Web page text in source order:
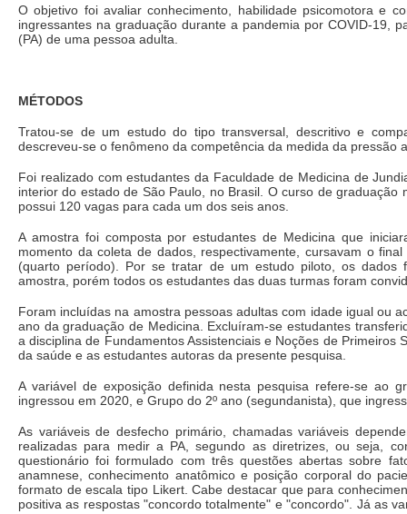
O objetivo foi avaliar conhecimento, habilidade psicomotora e
ingressantes na graduação durante a pandemia por COVID-19,
(PA) de uma pessoa adulta.
MÉTODOS
Tratou-se de um estudo do tipo transversal, descritivo e
descreveu-se o fenômeno da competência da medida da pressão
Foi realizado com estudantes da Faculdade de Medicina de
interior do estado de São Paulo, no Brasil. O curso de
possui 120 vagas para cada um dos seis anos.
A amostra foi composta por estudantes de Medicina que
momento da coleta de dados, respectivamente, cursavam o
(quarto período). Por se tratar de um estudo piloto, os dados
amostra, porém todos os estudantes das duas turmas foram
Foram incluídas na amostra pessoas adultas com idade igual ou
ano da graduação de Medicina. Excluíram-se estudantes
a disciplina de Fundamentos Assistenciais e Noções de
da saúde e as estudantes autoras da presente pesquisa.
A variável de exposição definida nesta pesquisa refere-se ao
ingressou em 2020, e Grupo do 2º ano (segundanista), que
As variáveis de desfecho primário, chamadas variáveis
realizadas para medir a PA, segundo as diretrizes, ou seja,
questionário foi formulado com três questões abertas sobre
anamnese, conhecimento anatômico e posição corporal do
formato de escala tipo Likert. Cabe destacar que para
positiva as respostas "concordo totalmente" e "concordo". Já as